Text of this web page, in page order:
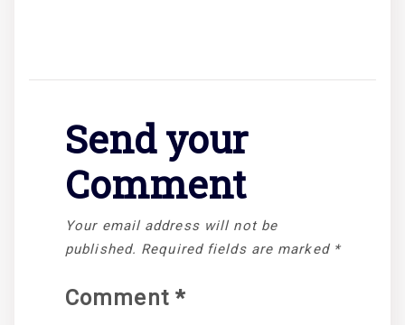
Send your
Comment
Your email address will not be
published. Required fields are marked *
Comment *